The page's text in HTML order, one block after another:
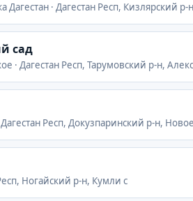
Дагестан · Дагестан Респ, Кизлярский
сад
· Дагестан Респ, Тарумовский р-н,
Респ, Докузпаринский р-н,
Ногайский р-н, Кумли с